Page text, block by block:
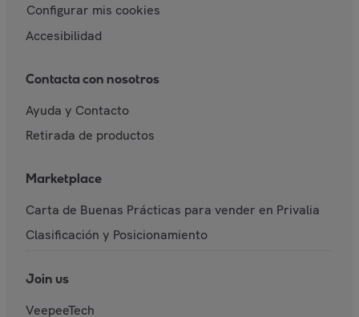
Configurar mis cookies
Accesibilidad
Contacta con nosotros
Ayuda y Contacto
Retirada de productos
Marketplace
Carta de Buenas Prácticas para vender en Privalia
Clasificación y Posicionamiento
Join us
VeepeeTech